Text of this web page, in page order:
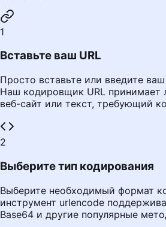
1
Вставьте ваш URL
Просто вставьте или введите
Наш кодировщик URL принимает
веб-сайт или текст, требующий
2
Выберите тип кодирования
Выберите необходимый формат
инструмент urlencode
Base64 и другие популярные